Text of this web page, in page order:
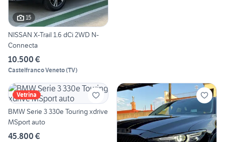
15
NISSAN X-Trail 1.6 dCi 2WD N-
Connecta
10.500 €
Castelfranco Veneto(TV)
Vetrina
BMW Serie 3 330e Touring xdrive
MSport auto
45.800 €